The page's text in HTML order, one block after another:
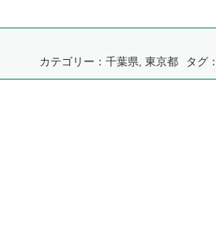
カテゴリー： 千葉県 東京都 タグ